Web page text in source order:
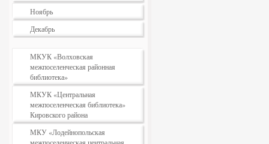
Ноябрь
Декабрь
МКУК «Волховская
межпоселенческая районная
библиотека»
МКУК «Центральная
межпоселенческая библиотека»
Кировского района
МКУ «Лодейнопольская